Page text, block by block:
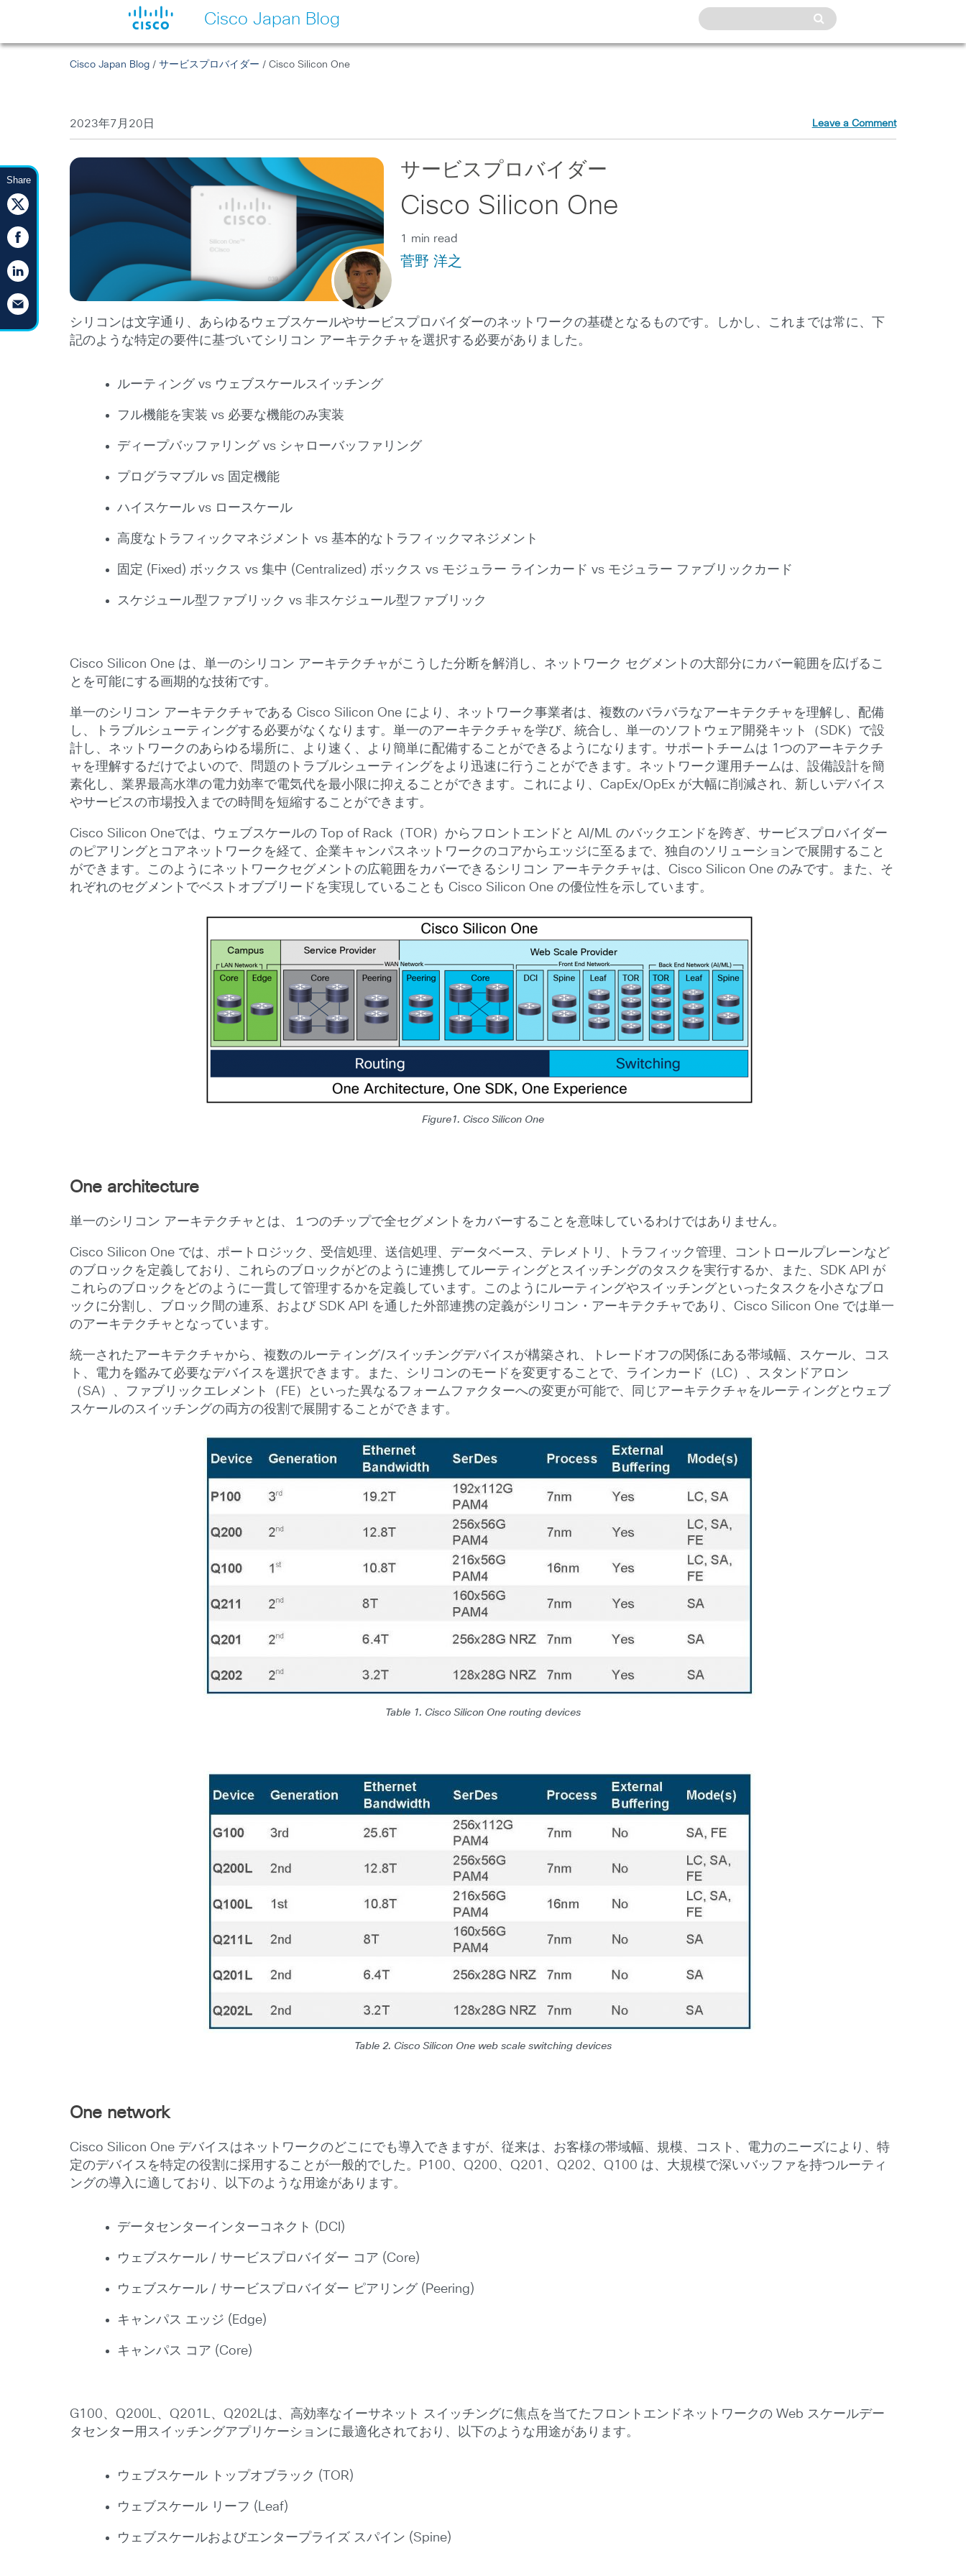
Cisco Japan Blog
Share
Cisco Japan Blog /サービスプロバイダー / Cisco Silicon One
2023年7月20日 Leave a Comment
サービスプロバイダー
Cisco Silicon One
1 min read
菅野 洋之
シリコンは文字通り、あらゆるウェブスケールやサービスプロバイダーのネットワークの基礎となるものです。しかし、これまでは常に、下
記のような特定の要件に基づいてシリコン アーキテクチャを選択する必要がありました。
ルーティング vs ウェブスケールスイッチング
フル機能を実装 vs 必要な機能のみ実装
ディープバッファリング vs シャローバッファリング
プログラマブル vs 固定機能
ハイスケール vs ロースケール
高度なトラフィックマネジメント vs 基本的なトラフィックマネジメント
固定 (Fixed) ボックス vs 集中 (Centralized) ボックス vs モジュラー ラインカード vs モジュラー ファブリックカード
スケジュール型ファブリック vs 非スケジュール型ファブリック
Cisco Silicon One は、単一のシリコン アーキテクチャがこうした分断を解消し、ネットワーク セグメントの大部分にカバー範囲を広げるこ
とを可能にする画期的な技術です。
単一のシリコン アーキテクチャである Cisco Silicon One により、ネットワーク事業者は、複数のバラバラなアーキテクチャを理解し、配備
し、トラブルシューティングする必要がなくなります。単一のアーキテクチャを学び、統合し、単一のソフトウェア開発キット（SDK）で設
計し、ネットワークのあらゆる場所に、より速く、より簡単に配備することができるようになります。サポートチームは 1つのアーキテクチ
ャを理解するだけでよいので、問題のトラブルシューティングをより迅速に行うことができます。ネットワーク運用チームは、設備設計を簡
素化し、業界最高水準の電力効率で電気代を最小限に抑えることができます。これにより、CapEx/OpEx が大幅に削減され、新しいデバイス
やサービスの市場投入までの時間を短縮することができます。
Cisco Silicon Oneでは、ウェブスケールの Top of Rack（TOR）からフロントエンドと AI/ML のバックエンドを跨ぎ、サービスプロバイダー
のピアリングとコアネットワークを経て、企業キャンパスネットワークのコアからエッジに至るまで、独自のソリューションで展開すること
ができます。このようにネットワークセグメントの広範囲をカバーできるシリコン アーキテクチャは、Cisco Silicon One のみです。また、そ
れぞれのセグメントでベストオブブリードを実現していることも Cisco Silicon One の優位性を示しています。
Figure1. Cisco Silicon One
One architecture
単一のシリコン アーキテクチャとは、１つのチップで全セグメントをカバーすることを意味しているわけではありません。
Cisco Silicon One では、ポートロジック、受信処理、送信処理、データベース、テレメトリ、トラフィック管理、コントロールプレーンなど
のブロックを定義しており、これらのブロックがどのように連携してルーティングとスイッチングのタスクを実行するか、また、SDK API が
これらのブロックをどのように一貫して管理するかを定義しています。このようにルーティングやスイッチングといったタスクを小さなブロ
ックに分割し、ブロック間の連系、および SDK API を通した外部連携の定義がシリコン・アーキテクチャであり、Cisco Silicon One では単一
のアーキテクチャとなっています。
統一されたアーキテクチャから、複数のルーティング/スイッチングデバイスが構築され、トレードオフの関係にある帯域幅、スケール、コス
ト、電力を鑑みて必要なデバイスを選択できます。また、シリコンのモードを変更することで、ラインカード（LC）、スタンドアロン
（SA）、ファブリックエレメント（FE）といった異なるフォームファクターへの変更が可能で、同じアーキテクチャをルーティングとウェブ
スケールのスイッチングの両方の役割で展開することができます。
Table 1. Cisco Silicon One routing devices
Table 2. Cisco Silicon One web scale switching devices
One network
Cisco Silicon One デバイスはネットワークのどこにでも導入できますが、従来は、お客様の帯域幅、規模、コスト、電力のニーズにより、特
定のデバイスを特定の役割に採用することが一般的でした。P100、Q200、Q201、Q202、Q100 は、大規模で深いバッファを持つルーティ
ングの導入に適しており、以下のような用途があります。
データセンターインターコネクト (DCI)
ウェブスケール / サービスプロバイダー コア (Core)
ウェブスケール / サービスプロバイダー ピアリング (Peering)
キャンパス エッジ (Edge)
キャンパス コア (Core)
G100、Q200L、Q201L、Q202Lは、高効率なイーサネット スイッチングに焦点を当てたフロントエンドネットワークの Web スケールデー
タセンター用スイッチングアプリケーションに最適化されており、以下のような用途があります。
ウェブスケール トップオブラック (TOR)
ウェブスケール リーフ (Leaf)
ウェブスケールおよびエンタープライズ スパイン (Spine)